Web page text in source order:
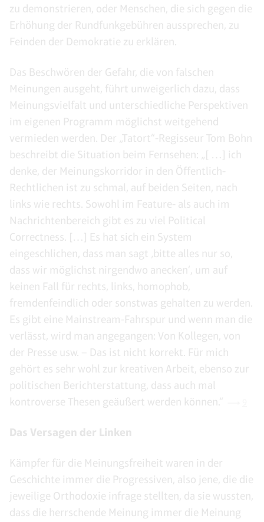
zu demonstrieren, oder Menschen, die sich gegen die
Erhöhung der Rundfunkgebühren aussprechen, zu
Feinden der Demokratie zu erklären.
Das Beschwören der Gefahr, die von falschen
Meinungen ausgeht, führt unweigerlich dazu, dass
Meinungsvielfalt und unterschiedliche Perspektiven
im eigenen Programm möglichst weitgehend
vermieden werden. Der „Tatort“-Regisseur Tom Bohn
beschreibt die Situation beim Fernsehen: „[ …] ich
denke, der Meinungskorridor in den Öffentlich-
Rechtlichen ist zu schmal, auf beiden Seiten, nach
links wie rechts. Sowohl im Feature- als auch im
Nachrichtenbereich gibt es zu viel Political
Correctness. […] Es hat sich ein System
eingeschlichen, dass man sagt ‚bitte alles nur so,
dass wir möglichst nirgendwo anecken‘, um auf
keinen Fall für rechts, links, homophob,
fremdenfeindlich oder sonstwas gehalten zu werden.
Es gibt eine Mainstream-Fahrspur und wenn man die
verlässt, wird man angegangen: Von Kollegen, von
der Presse usw. – Das ist nicht korrekt. Für mich
gehört es sehr wohl zur kreativen Arbeit, ebenso zur
politischen Berichterstattung, dass auch mal
kontroverse Thesen geäußert werden können.“
Das Versagen der Linken
Kämpfer für die Meinungsfreiheit waren in der
Geschichte immer die Progressiven, also jene, die die
jeweilige Orthodoxie infrage stellten, da sie wussten,
dass die herrschende Meinung immer die Meinung